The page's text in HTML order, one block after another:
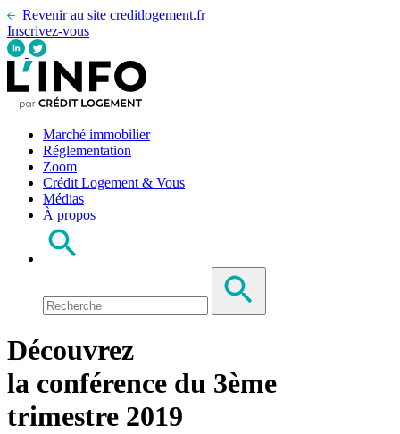
Revenir au site creditlogement.fr
Inscrivez-vous
Marché immobilier
Réglementation
Zoom
Crédit Logement & Vous
Médias
À propos
Découvrez
la conférence du 3ème
trimestre 2019